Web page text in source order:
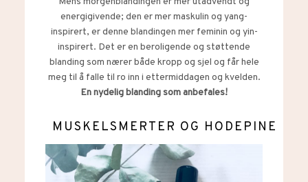
energigivende; den er mer maskulin og yang-
inspirert, er denne blandingen mer feminin og yin-
inspirert. Det er en beroligende og støttende
blanding som nærer både kropp og sjel og får hele
meg til å falle til ro inn i ettermiddagen og kvelden.
En nydelig blanding som anbefales!
MUSKELSMERTER OG HODEPINE